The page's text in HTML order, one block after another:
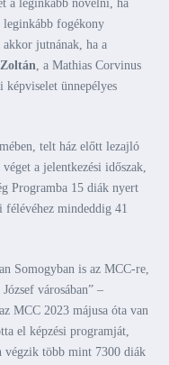
a leginkább növelni, ha
leginkább fogékony
jutnának, ha a
, a Mathias Corvinus
ünnepélyes
telt ház előtt lezajló
a jelentkezési időszak,
Programba 15 diák nyert
mindeddig 41
Somogyban is az MCC-re,
városában” –
MCC 2023 májusa óta van
el képzési programját,
végzik több mint 7300 diák